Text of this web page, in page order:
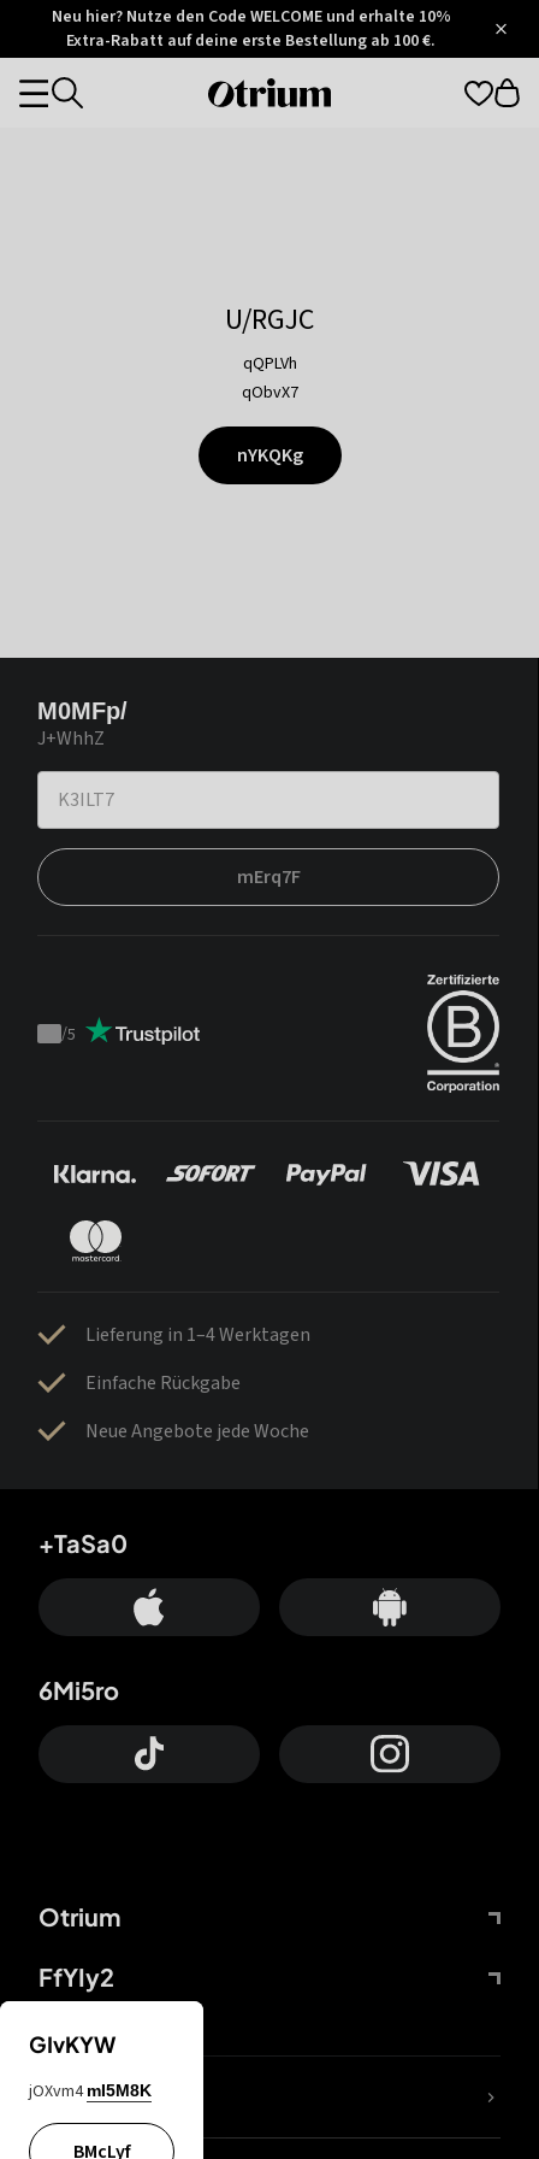
Otrium
Trustpilot
Neu hier? Nutze den Code WELCOME und erhalte 10%
Extra-Rabatt auf deine erste Bestellung ab 100 €.
Otrium
Categories
U/RGJC
qQPLVh
qObvX7
nYKQKg
M0MFp/
J+WhhZ
mErq7F
Trustpilot
/5
Lieferung in 1–4 Werktagen
Einfache Rückgabe
Neue Angebote jede Woche
Otrium
FfYIy2
+TaSa0
6Mi5ro
DDcvSo
GIvKYW
jOXvm4 mI5M8K
BMcLyf